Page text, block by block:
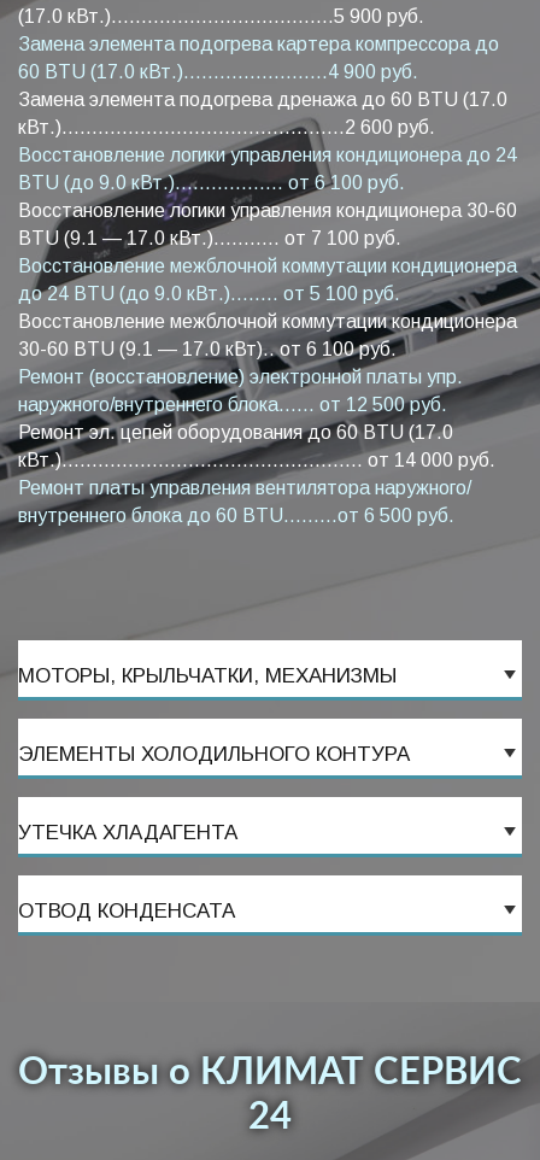
(17.0 кВт.).....................................5 900 руб.
Замена элемента подогрева картера компрессора до
60 BTU (17.0 кВт.)........................4 900 руб.
Замена элемента подогрева дренажа до 60 BTU (17.0
кВт.)...............................................2 600 руб.
Восстановление логики управления кондиционера до 24
BTU (до 9.0 кВт.).................. от 6 100 руб.
Восстановление логики управления кондиционера 30-60
BTU (9.1 — 17.0 кВт.)........... от 7 100 руб.
Восстановление межблочной коммутации кондиционера
до 24 BTU (до 9.0 кВт.)........ от 5 100 руб.
Восстановление межблочной коммутации кондиционера
30-60 BTU (9.1 — 17.0 кВт).. от 6 100 руб.
Ремонт (восстановление) электронной платы упр.
наружного/внутреннего блока...... от 12 500 руб.
Ремонт эл. цепей оборудования до 60 BTU (17.0
кВт.).................................................. от 14 000 руб.
Ремонт платы управления вентилятора наружного/
внутреннего блока до 60 BTU.........от 6 500 руб.
МОТОРЫ, КРЫЛЬЧАТКИ, МЕХАНИЗМЫ
ЭЛЕМЕНТЫ ХОЛОДИЛЬНОГО КОНТУРА
УТЕЧКА ХЛАДАГЕНТА
ОТВОД КОНДЕНСАТА
Отзывы о КЛИМАТ СЕРВИС
24